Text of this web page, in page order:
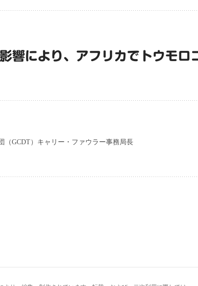
響により、アフリカでトウモロ
（GCDT）キャリー・ファウラー事務局長